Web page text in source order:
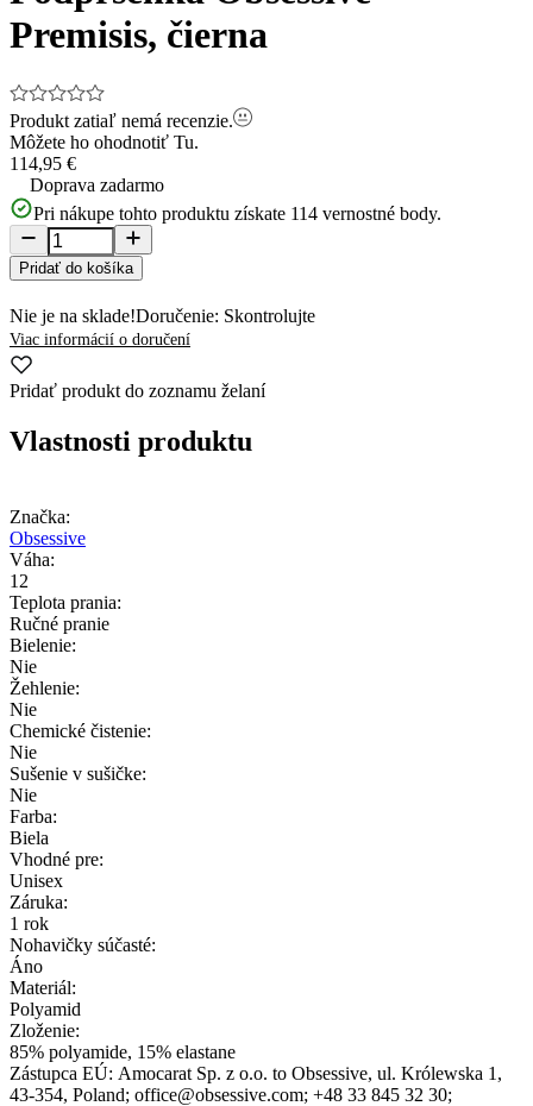
Premisis, čierna
Produkt zatiaľ nemá recenzie.
Môžete ho ohodnotiť Tu.
114,95 €
Doprava zadarmo
Pri nákupe tohto produktu získate 114 vernostné body.
Pridať do košíka
Nie je na sklade!Doručenie: Skontrolujte
Viac informácií o doručení
Pridať produkt do zoznamu želaní
Vlastnosti produktu
Značka:
Obsessive
Váha:
12
Teplota prania:
Ručné pranie
Bielenie:
Nie
Žehlenie:
Nie
Chemické čistenie:
Nie
Sušenie v sušičke:
Nie
Farba:
Biela
Vhodné pre:
Unisex
Záruka:
1 rok
Nohavičky súčasté:
Áno
Materiál:
Polyamid
Zloženie:
85% polyamide, 15% elastane
Zástupca EÚ: Amocarat Sp. z o.o. to Obsessive, ul. Królewska 1 ,
43-354, Poland; office@obsessive.com; +48 33 845 32 30;